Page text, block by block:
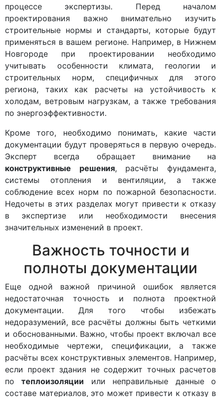
процессе экспертизы. Перед началом
проектирования важно внимательно изучить
строительные нормы и стандарты, которые будут
применяться в вашем регионе. Например, в Нижнем
Новгороде при проектировании необходимо
учитывать особенности климата, геологии и
строительных норм, специфичных для этого
региона, таких как расчеты на устойчивость к
холодам, ветровым нагрузкам, а также требования
по энергоэффективности.
Кроме того, необходимо понимать, какие части
документации будут проверяться в первую очередь.
Эксперт всегда обращает внимание на
конструктивные решения, расчёты фундамента,
системы отопления и вентиляции, а также
соблюдение всех норм по пожарной безопасности.
Недочеты в этих разделах могут привести к отказу
в экспертизе или необходимости внесения
значительных изменений в проект.
Важность точности и
полноты документации
Еще одной важной причиной ошибок является
недостаточная точность и полнота проектной
документации. Для того чтобы избежать
недоразумений, все расчёты должны быть четкими
и обоснованными. Важно, чтобы проект включал все
необходимые чертежи, спецификации, а также
расчёты всех конструктивных элементов. Например,
если проект здания не содержит точных расчетов
потеплоизоляции или неправильные данные о
составе материалов, это может привести к отказу в